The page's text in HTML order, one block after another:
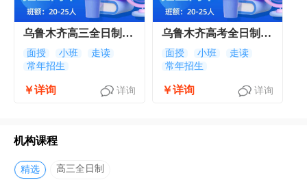
乌鲁木齐高三全日制文
化课程
面授 小班
走读
常年招生
￥详询 详询
乌鲁木齐高考全日制冲
刺班
面授 小班
走读
常年招生
￥详询 详询
机构课程
精选 高三全日制